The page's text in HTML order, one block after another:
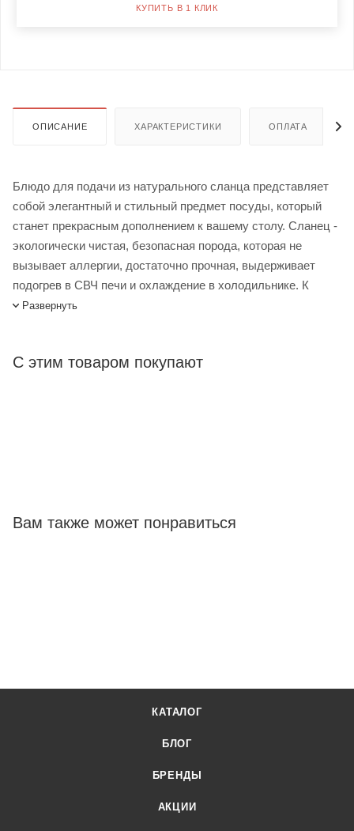
КУПИТЬ В 1 КЛИК
ОПИСАНИЕ ХАРАКТЕРИСТИКИ ОПЛАТА
Блюдо для подачи из натурального сланца представляет
собой элегантный и стильный предмет посуды, который
станет прекрасным дополнением к вашему столу. Сланец -
экологически чистая, безопасная порода, которая не
вызывает аллергии, достаточно прочная, выдерживает
подогрев в СВЧ печи и охлаждение в холодильнике. К
достоинствам можно отнести малый вес и абсолютную
праздничной. Оно идеально подходит для сервировки
подачи LBS 35 см сланец от официального поставщика.
Доставка осуществляется по всей России, заказать можно
Развернуть
С этим товаром покупают
Вам также может понравиться
КАТАЛОГ
БЛОГ
БРЕНДЫ
АКЦИИ